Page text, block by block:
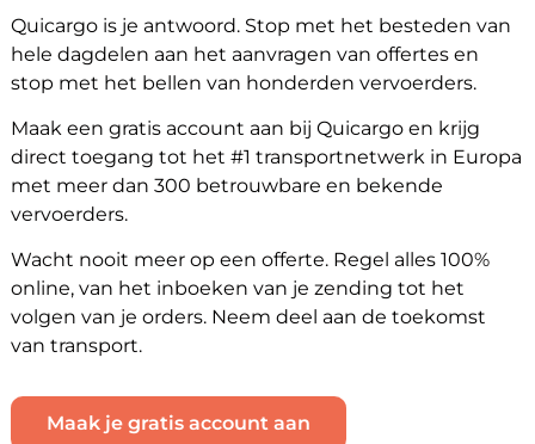
Quicargo is je antwoord. Stop met het besteden van
hele dagdelen aan het aanvragen van offertes en
stop met het bellen van honderden vervoerders.
Maak een gratis account aan bij Quicargo en krijg
direct toegang tot het #1 transportnetwerk in Europa
met meer dan 300 betrouwbare en bekende
vervoerders.
Wacht nooit meer op een offerte. Regel alles 100%
online, van het inboeken van je zending tot het
volgen van je orders. Neem deel aan de toekomst
van transport.
Maak je gratis account aan